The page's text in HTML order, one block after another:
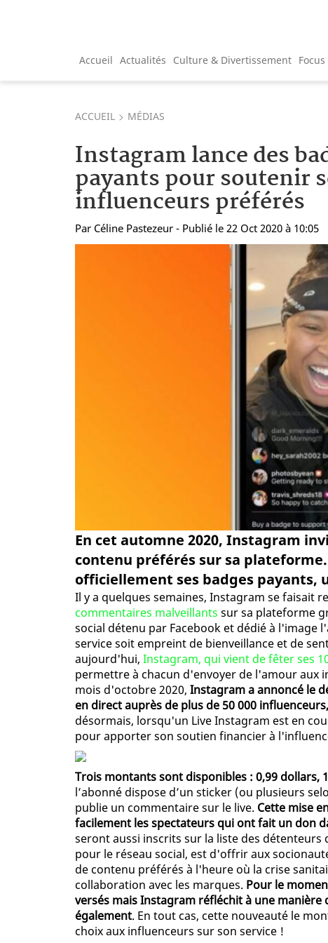
Accueil Actualités Culture & Divertissement Focus
ACCUEIL MÉDIAS
Instagram lance des
payants pour soutenir
influenceurs préférés
Par Céline Pastezeur - Publié le 22 Oct 2020 à 10:05
En cet automne 2020, Instagram
contenu préférés sur sa
officiellement ses badges payants,
Il y a quelques semaines, Instagram se faisait
commentaires malveillants sur sa plateforme
social détenu par Facebook et dédié à l'image
service soit empreint de bienveillance et de
aujourd'hui, Instagram, qui vient de fêter ses
permettre à chacun d'envoyer de l'amour aux
mois d'octobre 2020, Instagram a annoncé le
en direct auprès de plus de 50 000
désormais, lorsqu'un Live Instagram est en
pour apporter son soutien financier à
Trois montants sont disponibles : 0,99 dollars,
l’abonné dispose d’un sticker (ou plusieurs
publie un commentaire sur le live. Cette mise
facilement les spectateurs qui ont fait un don
seront aussi inscrits sur la liste des détenteurs
pour le réseau social, est d'offrir aux
de contenu préférés à l'heure où la crise
collaboration avec les marques. Pour le
versés mais Instagram réfléchit à une
également. En tout cas, cette nouveauté le
choix aux influenceurs sur son service !